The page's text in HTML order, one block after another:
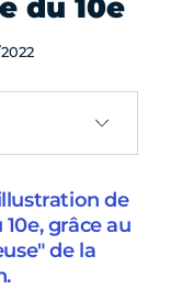
du 10e
de
grâce au
de la